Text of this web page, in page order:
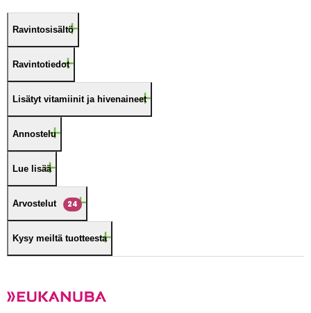
Ravintosisältö
Ravintotiedot
Lisätyt vitamiinit ja hivenaineet
Annostelu
Lue lisää
Arvostelut 24
Kysy meiltä tuotteesta